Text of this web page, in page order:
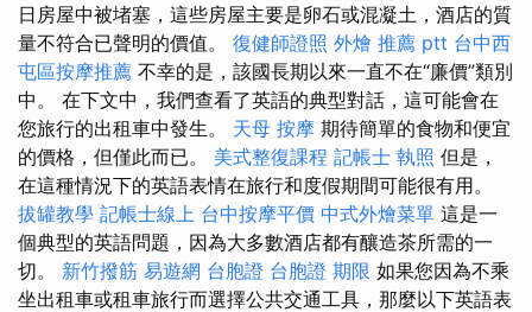
日房屋中被堵塞，這些房屋主要是卵石或混凝土，酒店的質
量不符合已聲明的價值。 復健師證照 外燴 推薦 ptt 台中西
屯區按摩推薦 不幸的是，該國長期以來一直不在“廉價”類別
中。 在下文中，我們查看了英語的典型對話，這可能會在
您旅行的出租車中發生。 天母 按摩 期待簡單的食物和便宜
的價格，但僅此而已。 美式整復課程 記帳士 執照 但是，
在這種情況下的英語表情在旅行和度假期間可能很有用。
拔罐教學 記帳士線上 台中按摩平價 中式外燴菜單 這是一
個典型的英語問題，因為大多數酒店都有釀造茶所需的一
切。 新竹撥筋 易遊網 台胞證 台胞證 期限 如果您因為不乘
坐出租車或租車旅行而選擇公共交通工具，那麼以下英語表